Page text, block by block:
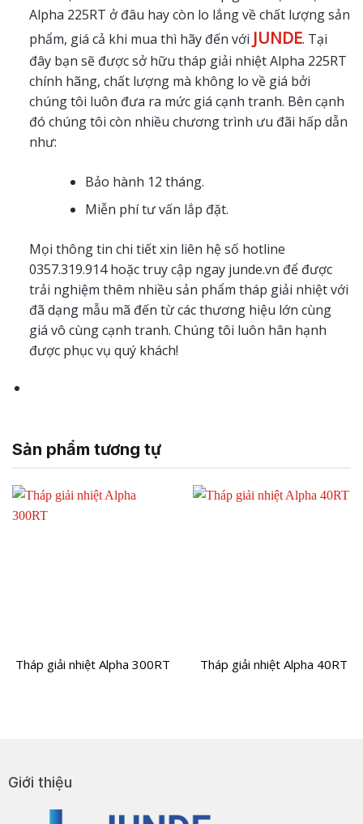
Alpha 225RT ở đâu hay còn lo lắng về chất lượng sản
phẩm, giá cả khi mua thì hãy đến với JUNDE. Tại
đây bạn sẽ được sở hữu tháp giải nhiệt Alpha 225RT
chính hãng, chất lượng mà không lo về giá bởi
chúng tôi luôn đưa ra mức giá cạnh tranh. Bên cạnh
đó chúng tôi còn nhiều chương trình ưu đãi hấp dẫn
như:
Bảo hành 12 tháng.
Miễn phí tư vấn lắp đặt.
Mọi thông tin chi tiết xin liên hệ số hotline
0357.319.914 hoặc truy cập ngay junde.vn để được
trải nghiệm thêm nhiều sản phẩm tháp giải nhiệt với
đã dạng mẫu mã đến từ các thương hiệu lớn cùng
giá vô cùng cạnh tranh. Chúng tôi luôn hân hạnh
được phục vụ quý khách!
Sản phẩm tương tự
Tháp giải nhiệt Alpha 300RT Tháp giải nhiệt Alpha 40RT
Giới thiệu